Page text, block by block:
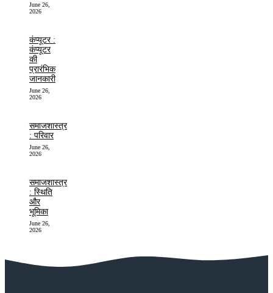
June 26,
2026
कंप्यूटर :
कंप्यूटर
की
प्रारंभिक
जानकारी
June 26,
2026
समाजशास्त्र
: परिवार
June 26,
2026
समाजशास्त्र
: स्थिति
और
भूमिका
June 26,
2026